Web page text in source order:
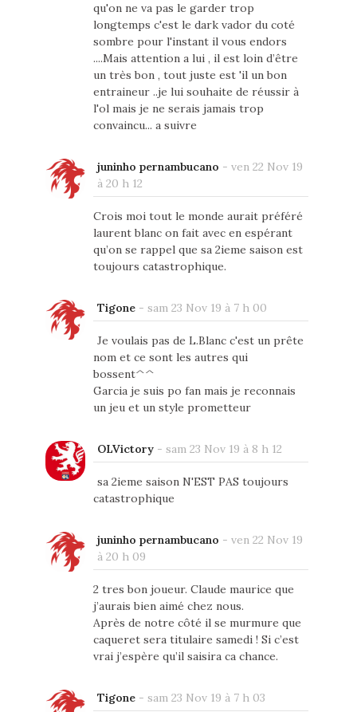
qu'on ne va pas le garder trop
longtemps c'est le dark vador du coté
sombre pour l'instant il vous endors
....Mais attention a lui , il est loin d’être
un très bon , tout juste est 'il un bon
entraineur ..je lui souhaite de réussir à
l'ol mais je ne serais jamais trop
convaincu... a suivre
juninho pernambucano - ven 22 Nov 19
à 20 h 12
Crois moi tout le monde aurait préféré
laurent blanc on fait avec en espérant
qu’on se rappel que sa 2ieme saison est
toujours catastrophique.
Tigone- sam 23 Nov 19 à 7 h 00
Je voulais pas de L.Blanc c'est un prête
nom et ce sont les autres qui
bossent^^
Garcia je suis po fan mais je reconnais
un jeu et un style prometteur
OLVictory- sam 23 Nov 19 à 8 h 12
sa 2ieme saison N'EST PAS toujours
catastrophique
juninho pernambucano - ven 22 Nov 19
à 20 h 09
2 tres bon joueur. Claude maurice que
j’aurais bien aimé chez nous.
Après de notre côté il se murmure que
caqueret sera titulaire samedi ! Si c’est
vrai j’espère qu’il saisira ca chance.
Tigone- sam 23 Nov 19 à 7 h 03